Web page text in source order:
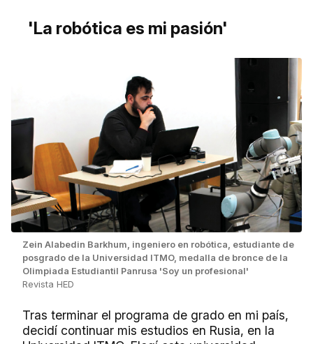
'La robótica es mi pasión'
Zein Alabedin Barkhum, ingeniero en robótica, estudiante de
posgrado de la Universidad ITMO, medalla de bronce de la
Olimpiada Estudiantil Panrusa 'Soy un profesional'
Revista HED
Tras terminar el programa de grado en mi país,
decidí continuar mis estudios en Rusia, en la